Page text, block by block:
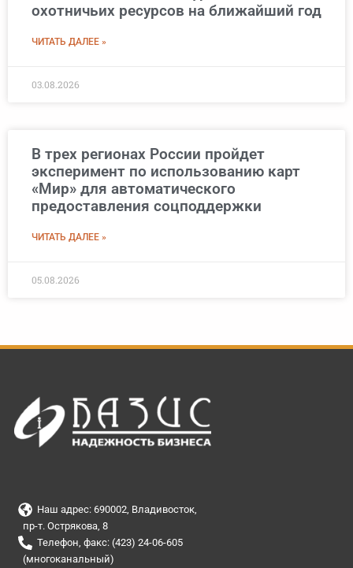
охотничьих ресурсов на ближайший год
ЧИТАТЬ ДАЛЕЕ »
03.08.2026
В трех регионах России пройдет
эксперимент по использованию карт
«Мир» для автоматического
предоставления соцподдержки
ЧИТАТЬ ДАЛЕЕ »
05.08.2026
Наш адрес: 690002, Владивосток,
пр-т. Острякова, 8
Телефон, факс: (423) 24-06-605
(многоканальный)